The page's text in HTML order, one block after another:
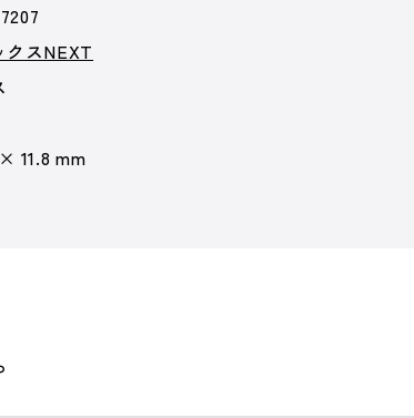
スNEXT
11.8 mm